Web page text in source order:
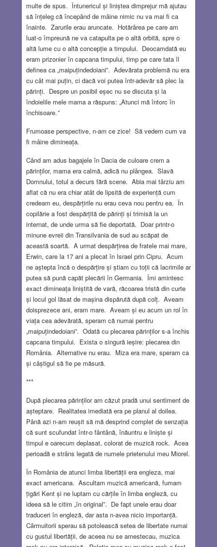
multe de spus. Întunericul și liniștea dimprejur mă ajutau
să înțeleg că începând de mâine nimic nu va mai fi ca
înainte. Zarurile erau aruncate. Hotărârea pe care am
luat-o împreună ne va catapulta pe o altă orbită, spre o
altă lume cu o altă concepție a timpului. Deocamdată eu
eram prizonier în capcana timpului, timp pe care tata îl
definea ca „maipuțindedoiani”. Adevărata problemă nu era
cu cât mai puțin, ci dacă voi putea într-adevăr să plec la
părinți. Despre un posibil eșec nu se discuta și la
îndoielile mele mama a răspuns: „Atunci mă întorc în
închisoare.”
Frumoase perspective, n-am ce zice! Să vedem cum va
fi mâine dimineața.
Când am adus bagajele în Dacia de culoare crem a
părinților, mama era calmă, adică nu plângea. Slavă
Domnului, totul a decurs fără scene. Abia mai târziu am
aflat că nu era chiar atât de lipsită de experiență cum
credeam eu, despărțirile nu erau ceva nou pentru ea. În
copilărie a fost despărțită de părinți și trimisă la un
internat, de unde urma să fie deportată. Doar printr-o
minune evreii din Transilvania de sud au scăpat de
această soartă. A urmat despărțirea de fratele mai mare,
Erwin, care la 17 ani a plecat în Israel prin Cipru. Acum
ne aștepta încă o despărțire și știam cu toții că lacrimile ar
putea să pună capăt plecării în Germania. Îmi amintesc
exact dimineața liniștită de vară, răcoarea tristă din curte
și locul gol lăsat de mașina dispărută după colț. Aveam
doisprezece ani, eram mare. Aveam și eu acum un rol în
viața cea adevărată, speram că numai pentru
„maipuțindedoiani”. Odată cu plecarea părinților s-a închis
capcana timpului. Exista o singură ieșire: plecarea din
România. Alternative nu erau. Miza era mare, speram ca
și câștigul să fie pe măsură.
***
După plecarea părinților am căzut pradă unui sentiment de
așteptare. Realitatea imediată era pe planul al doilea.
Până azi n-am reușit să mă desprind complet de senzația
că sunt scufundat într-o fântână, înăuntru e liniște și
timpul e oarecum deplasat, colorat de muzică rock. Acea
perioadă e strâns legată de numele prietenului meu Miorel.
În România de atunci limba libertății era engleza, mai
exact americana. Ascultam muzică americană, fumam
țigări Kent și ne luptam cu cărțile în limba engleză, cu
ideea să le citim „în original”. De fapt unele erau doar
traduceri în engleză, dar asta n-avea nicio importanță.
Cârmuitorii sperau să potolească setea de libertate numai
cu gustul libertății, de aceea nu se amestecau, muzica